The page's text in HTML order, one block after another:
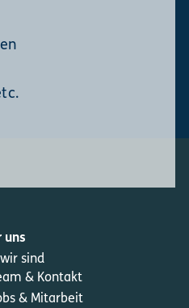
uns
sind
& Kontakt
& Mitarbeit